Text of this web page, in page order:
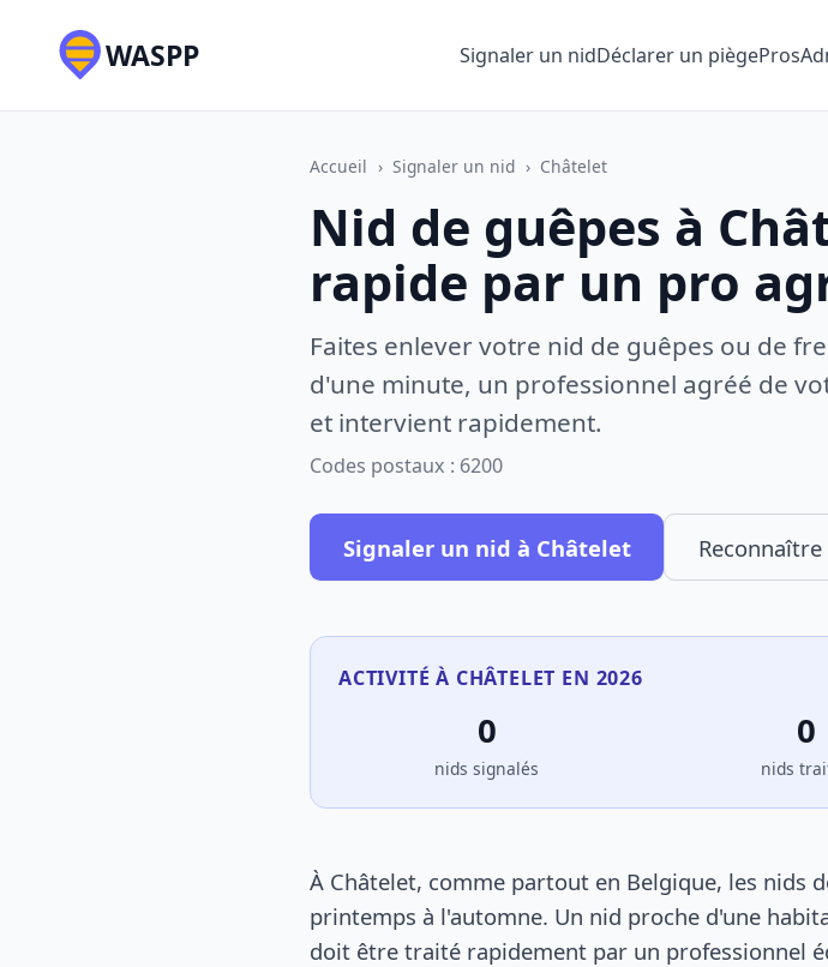
WASPP Signaler un nidDéclarer un piègePros
Accueil › Signaler un nid › Châtelet
Nid de guêpes à
rapide par un pro
Faites enlever votre nid de guêpes ou de
d'une minute, un professionnel agréé de
et intervient rapidement.
Codes postaux : 6200
Signaler un nid à Châtelet
ACTIVITÉ À CHÂTELET EN 2026
0
nids signalés
0
nids
À Châtelet, comme partout en Belgique, les nids
printemps à l'automne. Un nid proche d'une
doit être traité rapidement par un professionnel